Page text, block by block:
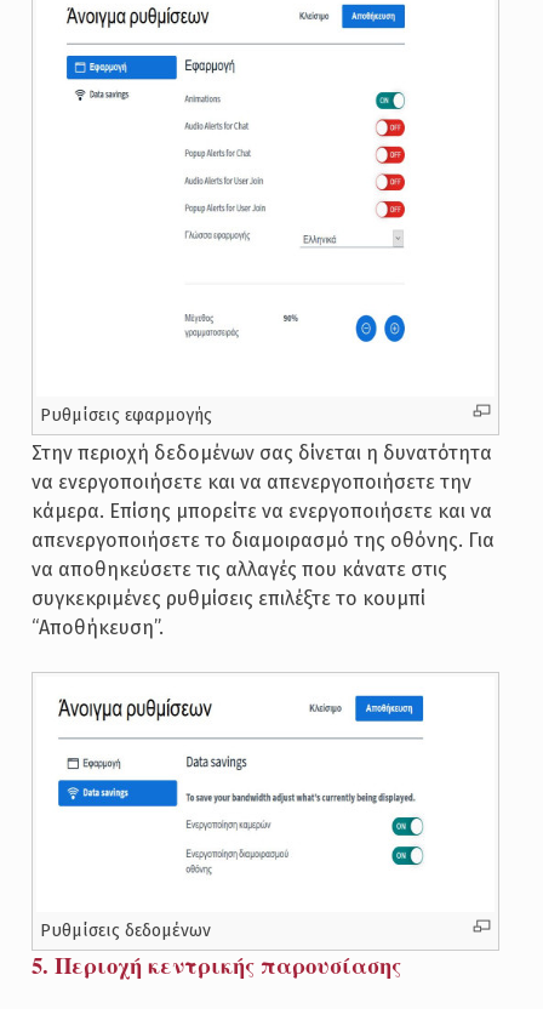
Ρυθμίσεις εφαρμογής
Στην περιοχή δεδομένων σας δίνεται η δυνατότητα
να ενεργοποιήσετε και να απενεργοποιήσετε την
κάμερα. Επίσης μπορείτε να ενεργοποιήσετε και να
απενεργοποιήσετε το διαμοιρασμό της οθόνης. Για
να αποθηκεύσετε τις αλλαγές που κάνατε στις
συγκεκριμένες ρυθμίσεις επιλέξτε το κουμπί
“Αποθήκευση”.
Ρυθμίσεις δεδομένων
5. Περιοχή κεντρικής παρουσίασης